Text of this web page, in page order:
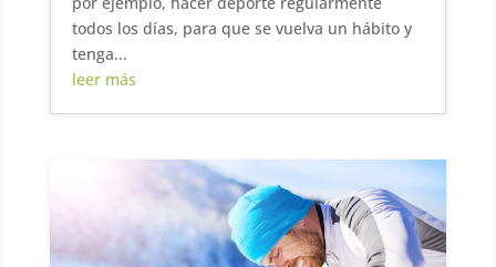
todos los días, para que se vuelva un hábito y
tenga...
leer más